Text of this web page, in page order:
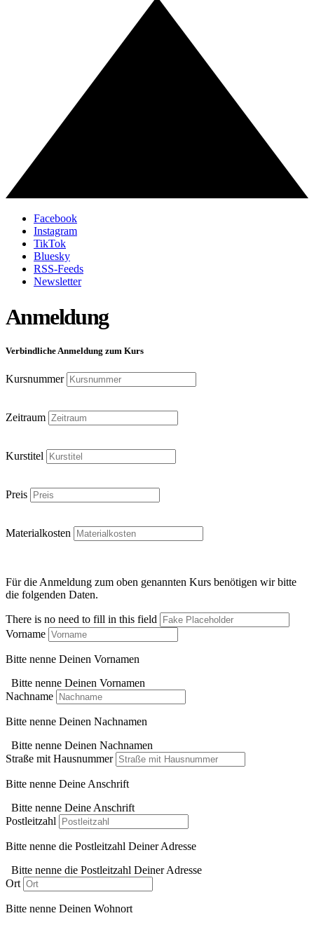
Facebook
Instagram
TikTok
Bluesky
RSS-Feeds
Newsletter
Anmeldung
Verbindliche Anmeldung zum Kurs
Kursnummer
Zeitraum
Kurstitel
Preis
Materialkosten
Für die Anmeldung zum oben genannten Kurs benötigen wir bitte
die folgenden Daten.
There is no need to fill in this field
Vorname
Bitte nenne Deinen Vornamen
Bitte nenne Deinen Vornamen
Nachname
Bitte nenne Deinen Nachnamen
Bitte nenne Deinen Nachnamen
Straße mit Hausnummer
Bitte nenne Deine Anschrift
Bitte nenne Deine Anschrift
Postleitzahl
Bitte nenne die Postleitzahl Deiner Adresse
Bitte nenne die Postleitzahl Deiner Adresse
Ort
Bitte nenne Deinen Wohnort